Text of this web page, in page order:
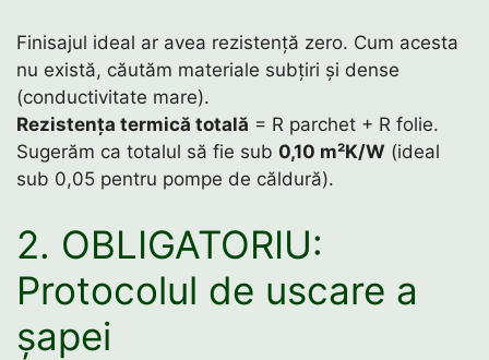
Finisajul ideal ar avea rezistență zero. Cum acesta
nu există, căutăm materiale subțiri și dense
(conductivitate mare).
Rezistența termică totală = R parchet + R folie.
Sugerăm ca totalul să fie sub 0,10 m²K/W (ideal
sub 0,05 pentru pompe de căldură).
2. OBLIGATORIU:
Protocolul de uscare a
șapei